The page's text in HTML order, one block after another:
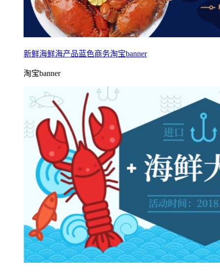
新鲜海鲜海产品蓝色商务淘宝banner
淘宝banner